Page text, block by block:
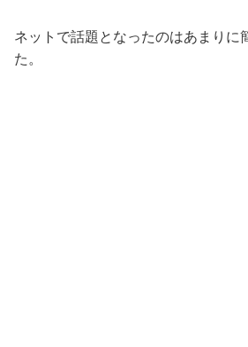
ネットで話題となったのはあまりに
た。